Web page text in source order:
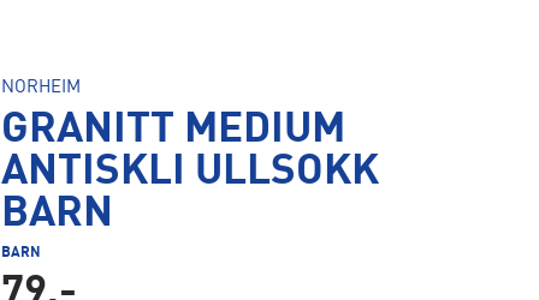
NORHEIM
GRANITT MEDIUM
ANTISKLI ULLSOKK
BARN
BARN